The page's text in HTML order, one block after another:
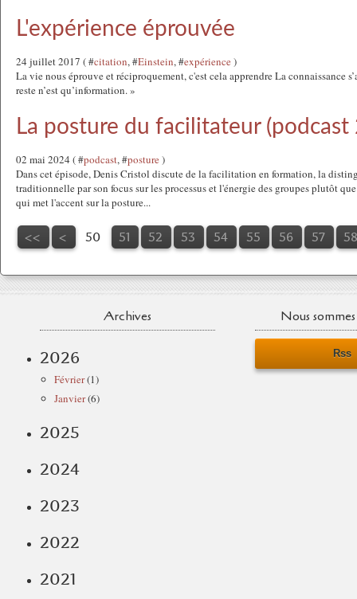
L'expérience éprouvée
24 juillet 2017 ( #citation, #Einstein, #expérience)
La vie nous éprouve et réciproquement, c'est cela apprendre La connaissance
reste n’est qu’information. »
La posture du facilitateur (podcast
02 mai 2024 ( #podcast, #posture)
Dans cet épisode, Denis Cristol discute de la facilitation en formation, la
traditionnelle par son focus sur les processus et l'énergie des groupes plutôt
qui met l'accent sur la posture...
<< < 10
20
30
40
50 51 52 53 54 55 56 57
Archives
2026
Février(1)
Janvier(6)
2025
2024
2023
2022
2021
Nous
Rss